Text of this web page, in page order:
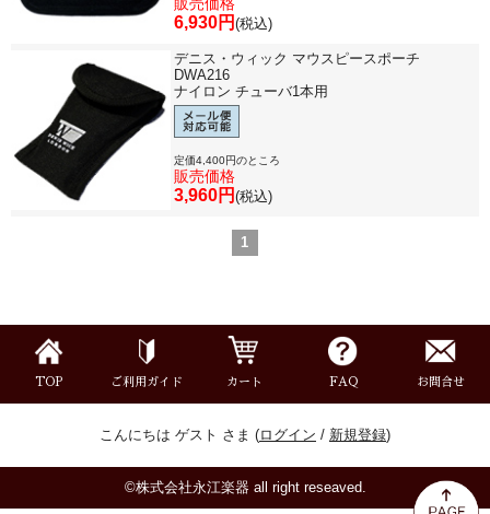
6,930円 (税込)
デニス・ウィック マウスピースポーチ
DWA216
ナイロン チューバ1本用
定価4,400円のところ
販売価格
3,960円 (税込)
1
TOP ご利用ガイド カート FAQ お問合せ
こんにちは ゲスト さま (ログイン / 新規登録)
©株式会社永江楽器 all right reseaved.